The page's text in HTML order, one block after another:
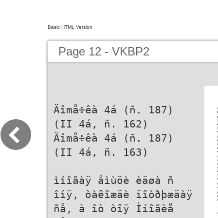
Basic HTML Version
Page 12 - VKBP2
Äîmå÷êà 4á (ñ. 187)
(II 4á, ñ. 162)
Äîmå÷êà 4á (ñ. 187)
(II 4á, ñ. 163)
ìíîãàÿ åìùöè èäøà ñ
îíÿ, òàêîæäè ïîòðþæäàÿ
ñå, à îò òîÿ Ìíîãèå